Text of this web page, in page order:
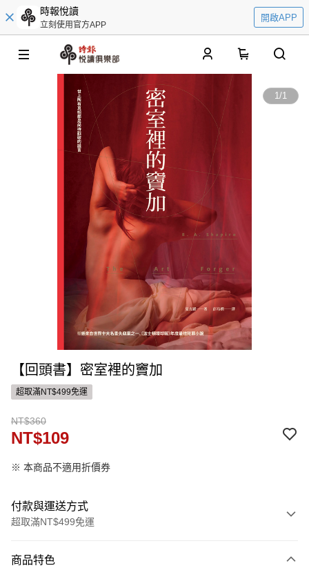
時報悅讀
立刻使用官方APP
開啟APP
1/1
【回頭書】密室裡的竇加
超取滿NT$499免運
NT$360
NT$109
※ 本商品不適用折價券
付款與運送方式
超取滿NT$499免運
信用卡一次付款
商品特色